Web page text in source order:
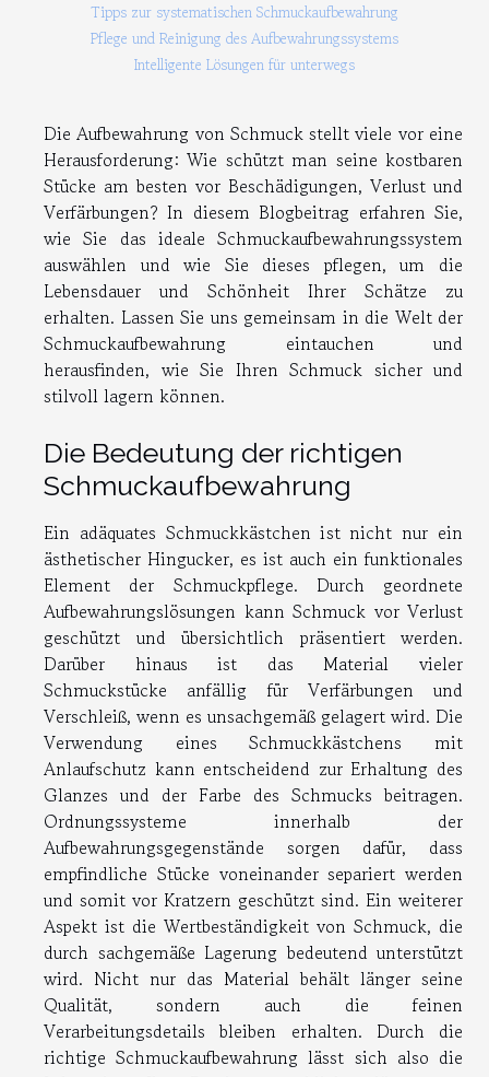
Tipps zur systematischen Schmuckaufbewahrung
Pflege und Reinigung des Aufbewahrungssystems
Intelligente Lösungen für unterwegs
Die Aufbewahrung von Schmuck stellt viele vor eine
Herausforderung: Wie schützt man seine kostbaren
Stücke am besten vor Beschädigungen, Verlust und
Verfärbungen? In diesem Blogbeitrag erfahren Sie,
wie Sie das ideale Schmuckaufbewahrungssystem
auswählen und wie Sie dieses pflegen, um die
Lebensdauer und Schönheit Ihrer Schätze zu
erhalten. Lassen Sie uns gemeinsam in die Welt der
Schmuckaufbewahrung eintauchen und
herausfinden, wie Sie Ihren Schmuck sicher und
stilvoll lagern können.
Die Bedeutung der richtigen
Schmuckaufbewahrung
Ein adäquates Schmuckkästchen ist nicht nur ein
ästhetischer Hingucker, es ist auch ein funktionales
Element der Schmuckpflege. Durch geordnete
Aufbewahrungslösungen kann Schmuck vor Verlust
geschützt und übersichtlich präsentiert werden.
Darüber hinaus ist das Material vieler
Schmuckstücke anfällig für Verfärbungen und
Verschleiß, wenn es unsachgemäß gelagert wird. Die
Verwendung eines Schmuckkästchens mit
Anlaufschutz kann entscheidend zur Erhaltung des
Glanzes und der Farbe des Schmucks beitragen.
Ordnungssysteme innerhalb der
Aufbewahrungsgegenstände sorgen dafür, dass
empfindliche Stücke voneinander separiert werden
und somit vor Kratzern geschützt sind. Ein weiterer
Aspekt ist die Wertbeständigkeit von Schmuck, die
durch sachgemäße Lagerung bedeutend unterstützt
wird. Nicht nur das Material behält länger seine
Qualität, sondern auch die feinen
Verarbeitungsdetails bleiben erhalten. Durch die
richtige Schmuckaufbewahrung lässt sich also die